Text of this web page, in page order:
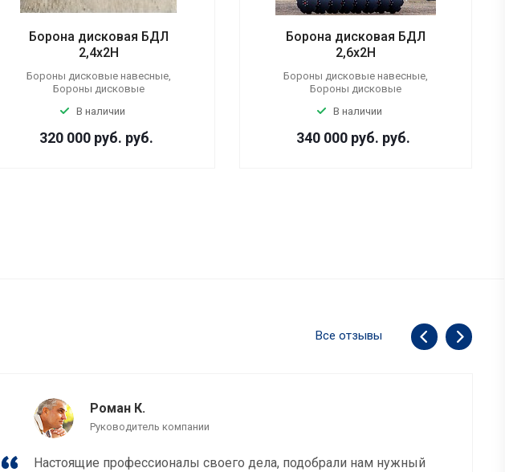
Борона дисковая БДЛ
2,4x2Н
Бороны дисковые навесные,
Бороны дисковые
В наличии
320 000 руб. руб.
Борона дисковая БДЛ
2,6x2Н
Бороны дисковые навесные,
Бороны дисковые
В наличии
340 000 руб. руб.
Все отзывы
Роман К.
Руководитель компании
Настоящие профессионалы своего дела, подобрали нам нужный